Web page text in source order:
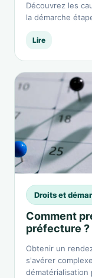
Découvrez les
la démarche
Lire
Droits et
Comment
préfecture ?
Obtenir un
s'avérer
dématérialisation